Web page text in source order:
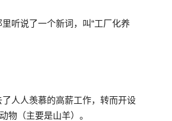
听说了一个新词，叫“工厂化养
人人羡慕的高薪工作，转而开设
物（主要是山羊）。